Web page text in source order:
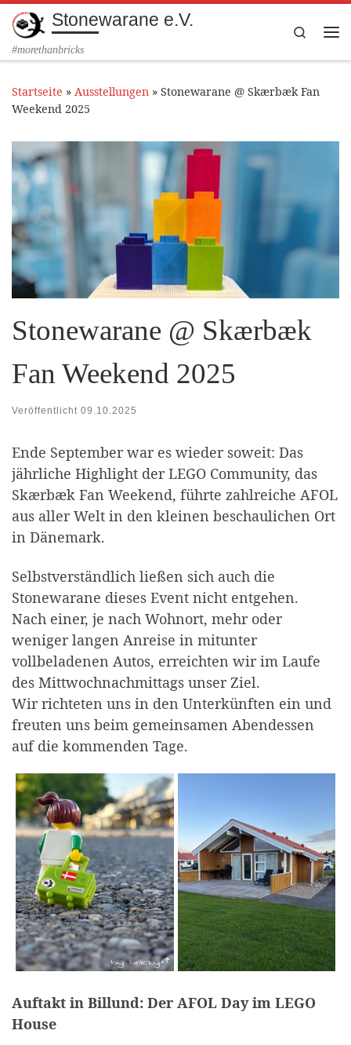
Zum Inhalt springen
Stonewarane e.V.
#morethanbricks
Search
Startseite » Ausstellungen » Stonewarane @ Skærbæk Fan
Weekend 2025
Stonewarane @ Skærbæk
Fan Weekend 2025
Veröffentlicht 09.10.2025
Ende September war es wieder soweit: Das
jährliche Highlight der LEGO Community, das
Skærbæk Fan Weekend, führte zahlreiche AFOL
aus aller Welt in den kleinen beschaulichen Ort
in Dänemark.
Selbstverständlich ließen sich auch die
Stonewarane dieses Event nicht entgehen.
Nach einer, je nach Wohnort, mehr oder
weniger langen Anreise in mitunter
vollbeladenen Autos, erreichten wir im Laufe
des Mittwochnachmittags unser Ziel.
Wir richteten uns in den Unterkünften ein und
freuten uns beim gemeinsamen Abendessen
auf die kommenden Tage.
Auftakt in Billund: Der AFOL Day im LEGO
House